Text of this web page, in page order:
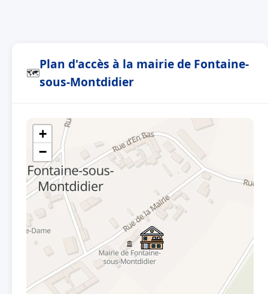
🗺
Plan d'accès à la mairie de Fontaine-
sous-Montdidier
+
−